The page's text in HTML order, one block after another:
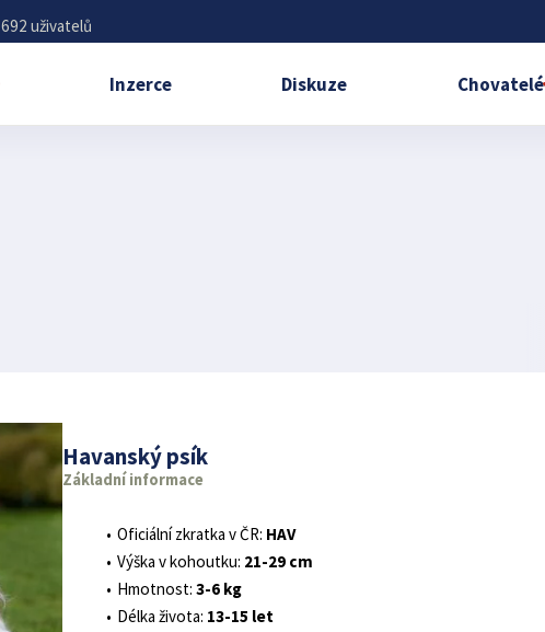
uživatelů
Inzerce Diskuze Chovatelé
Havanský psík
Základní informace
Oficiální zkratka v ČR: HAV
Výška v kohoutku: 21-29 cm
Hmotnost:3-6 kg
Délka života: 13-15 let